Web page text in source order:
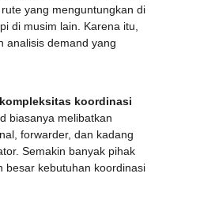
yang menguntungkan di
di musim lain. Karena itu,
analisis demand yang
kompleksitas koordinasi
biasanya melibatkan
forwarder, dan kadang
Semakin banyak pihak
besar kebutuhan koordinasi